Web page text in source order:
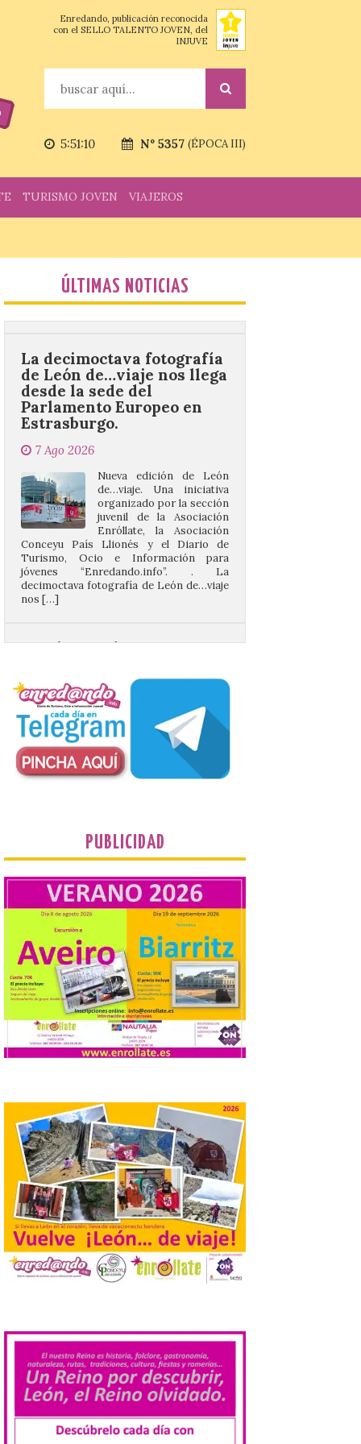
Buscar
Nº 5357 (ÉPOCA III)
5:51:11
Enredando, publicación reconocida
con el SELLO TALENTO JOVEN, del
INJUVE
TURISMO JOVEN VIAJEROS
ÚLTIMAS NOTICIAS
de Dulces del Convento a
Gradefes
Tendrá lugar el 9 de
Gradefes. Una cita
desde la sede del
Parlamento Europeo en
Estrasburgo.
7 Ago 2026
Nueva edición de León
juvenil de la Asociación
Enróllate, la Asociación
Conceyu País Llionés y el Diario de
Turismo, Ocio e Información para
jóvenes “Enredando.info”. . La
decimoctava fotografía de León de…viaje
nos […]
UPL insta a la Junta a
castillo del Asmesnal, un
7 Ago 2026
Un Bien de Interés
Cultural abandonado
desde 1949. Los
procuradores leonesistas
plantean que la Junta
contacte cuanto antes con los
La Universidad de León
distribuye folletos con la
programación del evento
del eclipse solar que
organiza con la ESA y el
Ayuntamiento
7 Ago 2026
Los materiales ya pueden
recogerse gratuitamente
en la Oficina de
Información Turística de
elaboradas por especialistas para
observar el eclipse con seguridad León, 7
de agosto de 2026. La programación […]
Laciana comienza su
programación para
disfrutar el eclipse total
del 12 de agosto
7 Ago 2026
Durante los días 1 y 2 de
planetario que se instaló
en el polideportivo municipal, con pases
de mañana dedicados preferentemente al
público infantil y, el resto del […]
Más de 200.000 jóvenes
PUBLICIDAD